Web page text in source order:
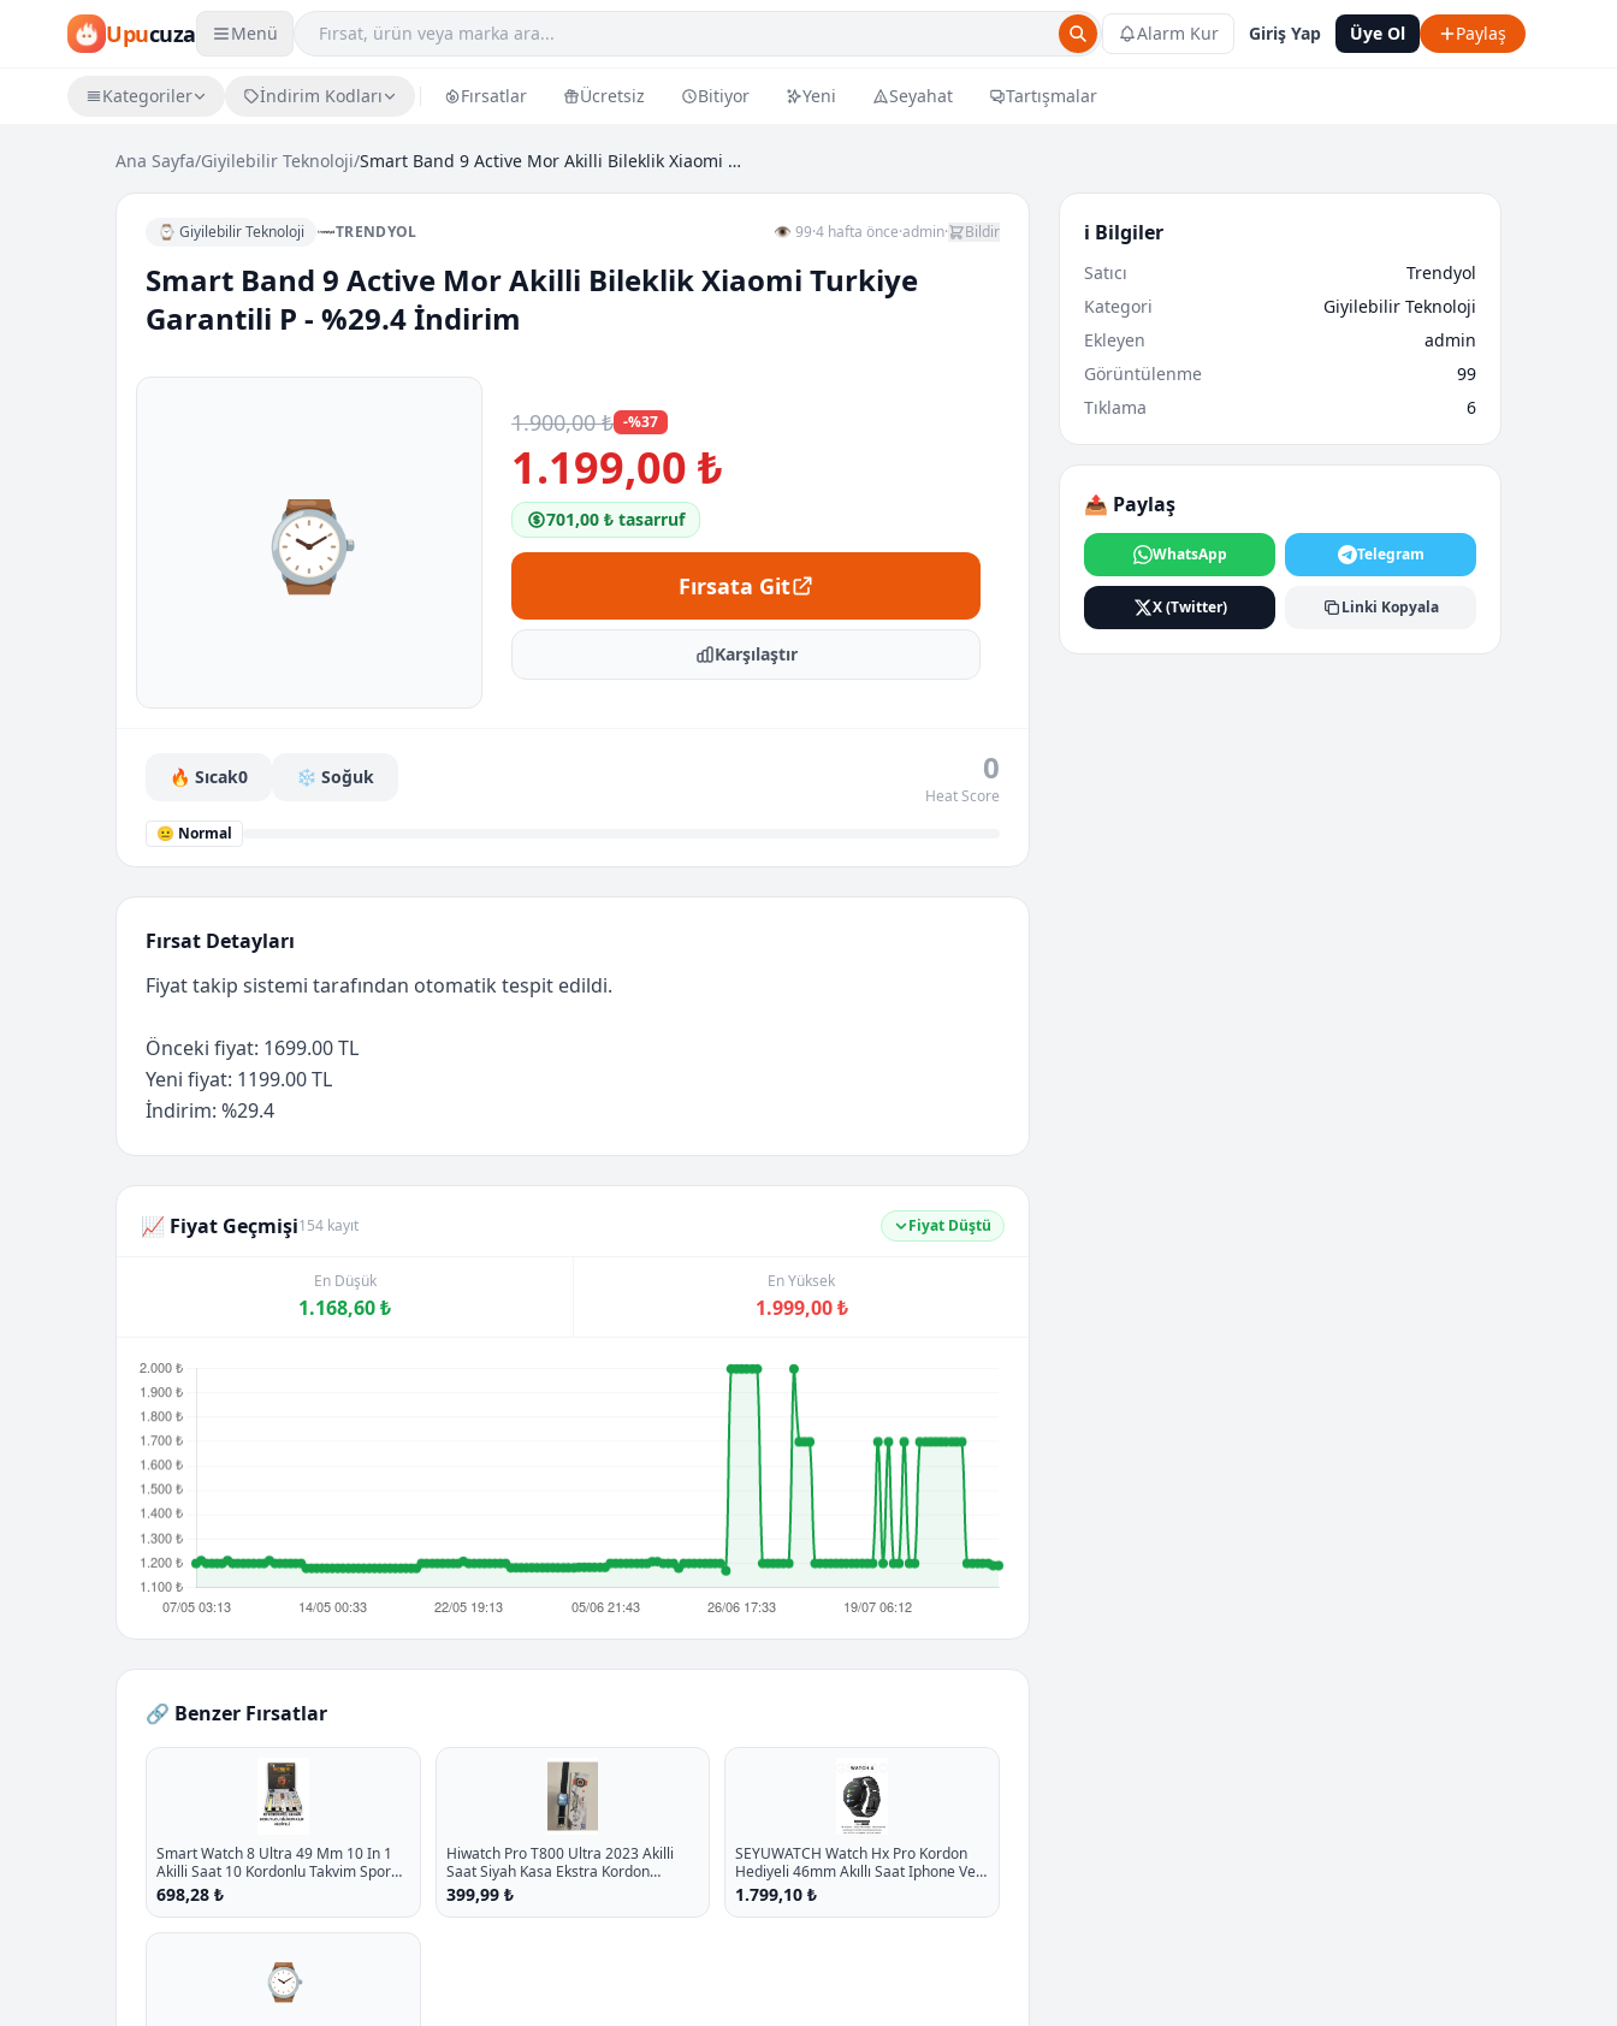
Upucuza Menü Alarm Kur Giriş Yap Üye Ol Paylaş
Kategoriler İndirim Kodları Fırsatlar Ücretsiz Bitiyor Yeni Seyahat Tartışmalar
Ana Sayfa/Giyilebilir Teknoloji/ Smart Band 9 Active Mor Akilli Bileklik Xiaomi Tur...
⌚ Giyilebilir Teknoloji TRENDYOL 👁 99·4 hafta önce·admin· Bildir
Smart Band 9 Active Mor Akilli Bileklik Xiaomi Turkiye
Garantili P - %29.4 İndirim
⌚
1.900,00 ₺ -%37
1.199,00 ₺
701,00 ₺ tasarruf
Fırsata Git
Karşılaştır
🔥 Sıcak0 ❄️ Soğuk 0
Heat Score
😐 Normal
Fırsat Detayları
Fiyat takip sistemi tarafından otomatik tespit edildi.
Önceki fiyat: 1699.00 TL
Yeni fiyat: 1199.00 TL
İndirim: %29.4
📈 Fiyat Geçmişi154 kayıt Fiyat Düştü
En Düşük
1.168,60 ₺
En Yüksek
1.999,00 ₺
🔗 Benzer Fırsatlar
Smart Watch 8 Ultra 49 Mm 10 In 1
Akilli Saat 10 Kordonlu Takvim Spor
Whatsapp Menulu Koruma Kilifli P -
%11.7 İndirim
698,28 ₺
Hiwatch Pro T800 Ultra 2023 Akilli
Saat Siyah Kasa Ekstra Kordon
Hediyeli P - %27.1 İndirim
399,99 ₺
SEYUWATCH Watch Hx Pro Kordon
Hediyeli 46mm Akıllı Saat Iphone Ve
Android Tüm Telefonlara Uyumlu
1.799,10 ₺
⌚
ℹ️ Bilgiler
Satıcı
Trendyol
Kategori
Giyilebilir Teknoloji
Ekleyen
admin
Görüntülenme
99
Tıklama
6
📤 Paylaş
WhatsApp Telegram
X (Twitter) Linki Kopyala